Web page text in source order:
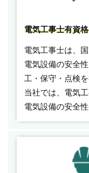
電気工事士有資
電気工事士は、
電気設備の安全
工・保守・点検
当社では、電気
電気設備の安全